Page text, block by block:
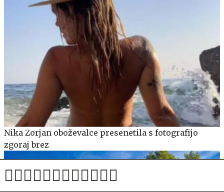
Nika Zorjan oboževalce presenetila s fotografijo
zgoraj brez